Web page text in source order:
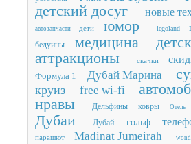
детский досуг новые
автозапчасти дети юмор legoland
бедуины медицина
аттракционы
скачки
Формула 1 Дубай Марина
круиз free wi-fi
нравы
Дельфины ковры Отель
Дубаи
Дубай. гольф
парашют Madinat Jumeirah